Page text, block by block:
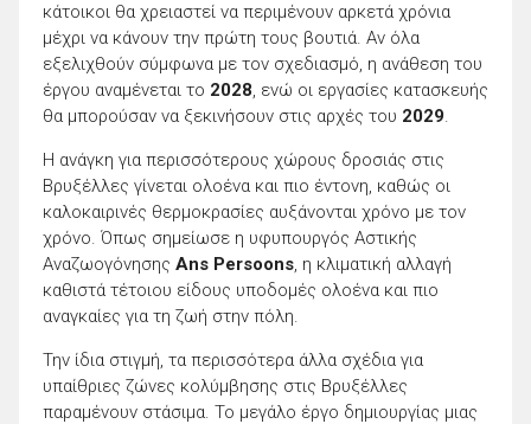
κάτοικοι θα χρειαστεί να περιμένουν αρκετά χρόνια
μέχρι να κάνουν την πρώτη τους βουτιά. Αν όλα
εξελιχθούν σύμφωνα με τον σχεδιασμό, η ανάθεση του
έργου αναμένεται το 2028, ενώ οι εργασίες κατασκευής
θα μπορούσαν να ξεκινήσουν στις αρχές του 2029.
Η ανάγκη για περισσότερους χώρους δροσιάς στις
Βρυξέλλες γίνεται ολοένα και πιο έντονη, καθώς οι
καλοκαιρινές θερμοκρασίες αυξάνονται χρόνο με τον
χρόνο. Όπως σημείωσε η υφυπουργός Αστικής
Αναζωογόνησης Ans Persoons, η κλιματική αλλαγή
καθιστά τέτοιου είδους υποδομές ολοένα και πιο
αναγκαίες για τη ζωή στην πόλη.
Την ίδια στιγμή, τα περισσότερα άλλα σχέδια για
υπαίθριες ζώνες κολύμβησης στις Βρυξέλλες
παραμένουν στάσιμα. Το μεγάλο έργο δημιουργίας μιας